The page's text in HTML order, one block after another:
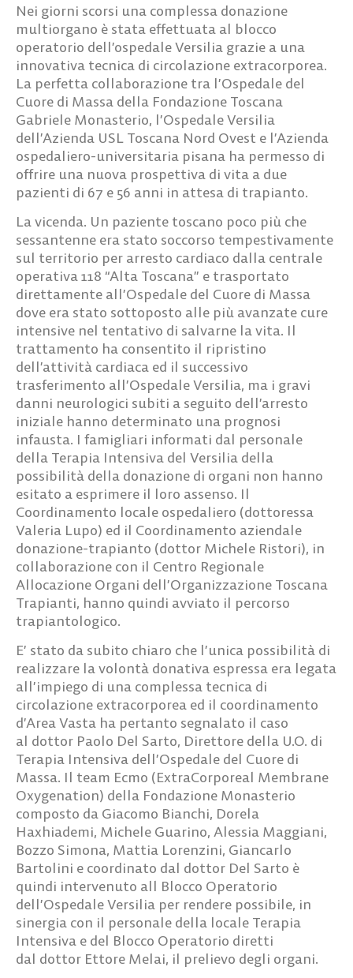
Nei giorni scorsi una complessa donazione
multiorgano è stata effettuata al blocco
operatorio dell’ospedale Versilia grazie a una
innovativa tecnica di circolazione extracorporea.
La perfetta collaborazione tra l’Ospedale del
Cuore di Massa della Fondazione Toscana
Gabriele Monasterio, l’Ospedale Versilia
dell’Azienda USL Toscana Nord Ovest e l’Azienda
ospedaliero-universitaria pisana ha permesso di
offrire una nuova prospettiva di vita a due
pazienti di 67 e 56 anni in attesa di trapianto.
La vicenda. Un paziente toscano poco più che
sessantenne era stato soccorso tempestivamente
sul territorio per arresto cardiaco dalla centrale
operativa 118 “Alta Toscana” e trasportato
direttamente all’Ospedale del Cuore di Massa
dove era stato sottoposto alle più avanzate cure
intensive nel tentativo di salvarne la vita. Il
trattamento ha consentito il ripristino
dell’attività cardiaca ed il successivo
trasferimento all’Ospedale Versilia, ma i gravi
danni neurologici subiti a seguito dell’arresto
iniziale hanno determinato una prognosi
infausta. I famigliari informati dal personale
della Terapia Intensiva del Versilia della
possibilità della donazione di organi non hanno
esitato a esprimere il loro assenso. Il
Coordinamento locale ospedaliero (dottoressa
Valeria Lupo) ed il Coordinamento aziendale
donazione-trapianto (dottor Michele Ristori), in
collaborazione con il Centro Regionale
Allocazione Organi dell’Organizzazione Toscana
Trapianti, hanno quindi avviato il percorso
trapiantologico.
E’ stato da subito chiaro che l’unica possibilità di
realizzare la volontà donativa espressa era legata
all’impiego di una complessa tecnica di
circolazione extracorporea ed il coordinamento
d’Area Vasta ha pertanto segnalato il caso
al dottor Paolo Del Sarto, Direttore della U.O. di
Terapia Intensiva dell’Ospedale del Cuore di
Massa. Il team Ecmo (ExtraCorporeal Membrane
Oxygenation) della Fondazione Monasterio
composto da Giacomo Bianchi, Dorela
Haxhiademi, Michele Guarino, Alessia Maggiani,
Bozzo Simona, Mattia Lorenzini, Giancarlo
Bartolini e coordinato dal dottor Del Sarto è
quindi intervenuto all Blocco Operatorio
dell’Ospedale Versilia per rendere possibile, in
sinergia con il personale della locale Terapia
Intensiva e del Blocco Operatorio diretti
dal dottor Ettore Melai, il prelievo degli organi.